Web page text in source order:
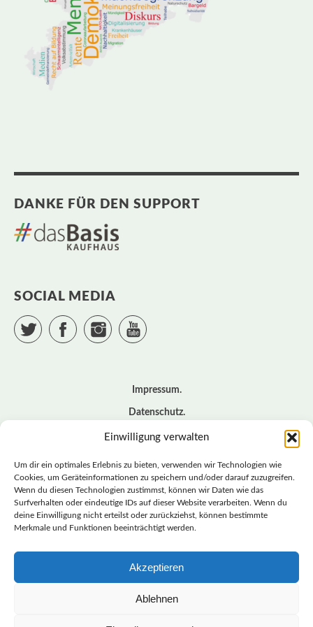
Einwilligung verwalten
Um dir ein optimales Erlebnis zu bieten, verwenden wir Technologien wie
Cookies, um Geräteinformationen zu speichern und/oder darauf zuzugreifen.
Wenn du diesen Technologien zustimmst, können wir Daten wie das
Surfverhalten oder eindeutige IDs auf dieser Website verarbeiten. Wenn du
deine Einwilligung nicht erteilst oder zurückziehst, können bestimmte
Merkmale und Funktionen beeinträchtigt werden.
Akzeptieren
Ablehnen
DANKE FÜR DEN SUPPORT
SOCIAL MEDIA
Twitter Facebook Instagram
Impressum
Datenschutz
Cookie – Richtlinie (EU)
© BASISDEMOKRATISCHE PARTEI DEUTSCHLAND *
LANDESVERBAND SACHSEN
LANDESVERBAND
SACHSEN | DIEBASIS